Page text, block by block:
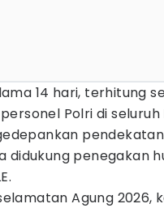
14 hari, terhitung
Polri di seluruh
didukung penegakan
Agung 2026,